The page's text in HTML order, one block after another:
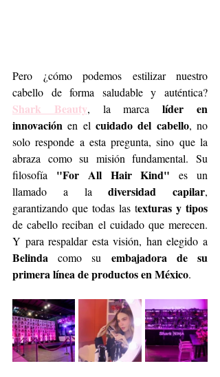
Pero ¿cómo podemos estilizar nuestro
Shark Beauty, la marca líder en
innovación en el cuidado del cabello, no
solo responde a esta pregunta, sino que la
abraza como su misión fundamental. Su
filosofía "For All Hair Kind" es un
llamado a la diversidad capilar,
garantizando que todas las t
de cabello reciban el cuidado que merecen.
Belinda como su embajadora de su
primera línea de productos en México.